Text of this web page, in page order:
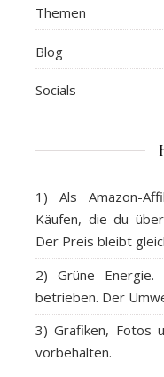
Themen
Blog
Socials
1) Als Amazon-
Käufen, die du
Der Preis bleibt
2) Grüne Energie.
betrieben. Der
3)Grafiken, Fotos
vorbehalten.